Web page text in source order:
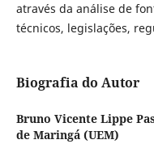
através da análise de
técnicos, legislações,
Biografia do Autor
Bruno Vicente Lippe
de Maringá (UEM)